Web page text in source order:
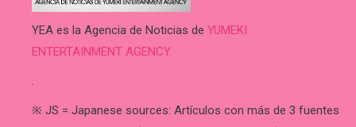
YEA es la Agencia de Noticias de YUMEKI
ENTERTAINMENT AGENCY.
※ JS = Japanese sources: Artículos con más de 3 fuentes